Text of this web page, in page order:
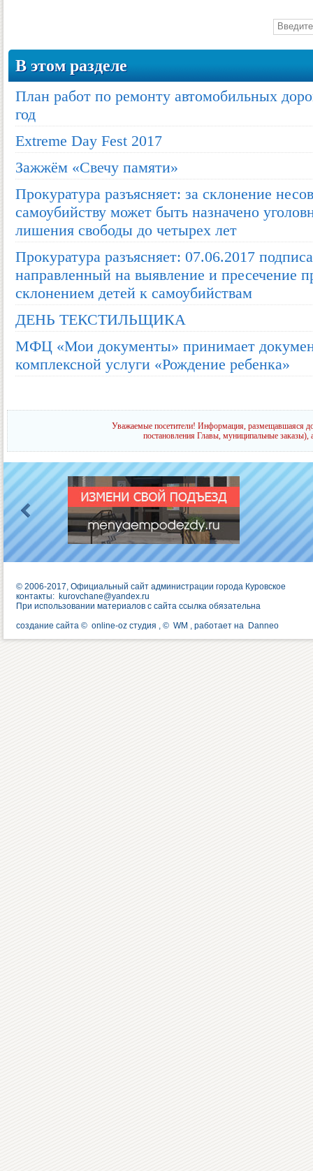
В этом разделе
План работ по ремонту автомобильных
год
Extreme Day Fest 2017
Зажжём «Свечу памяти»
Прокуратура разъясняет: за склонение
самоубийству может быть назначено
лишения свободы до четырех лет
Прокуратура разъясняет: 07.06.2017
направленный на выявление и пресечение
склонением детей к самоубийствам
ДЕНЬ ТЕКСТИЛЬЩИКА
МФЦ «Мои документы» принимает
комплексной услуги «Рождение ребенка»
Уважаемые посетители! Информация, размещавшаяся
постановления Главы, муниципальные заказы),
© 2006-2017, Официальный сайт администрации города Куровское
контакты: kurovchane@yandex.ru
При использовании материалов с сайта ссылка обязательна
создание сайта © online-oz студия , © WM , работает на Danneo